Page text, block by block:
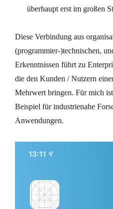
überhaupt erst im großen
Diese Verbindung aus
(programmier-)technischen,
Erkenntnissen führt zu
die den Kunden / Nutzern
Mehrwert bringen. Für mich
Beispiel für industrienahe
Anwendungen.